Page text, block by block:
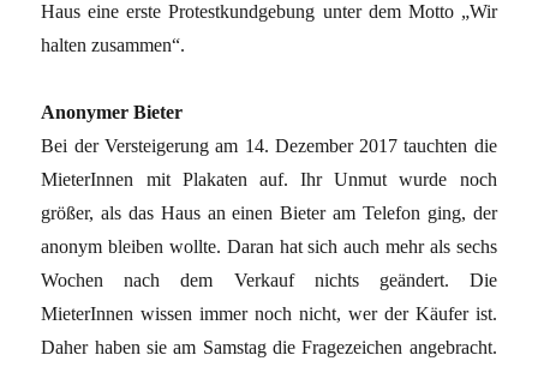
Haus eine erste Protestkundgebung unter dem Motto „Wir
halten zusammen“.
Anonymer Bieter
Bei der Versteigerung am 14. Dezember 2017 tauchten die
MieterInnen mit Plakaten auf. Ihr Unmut wurde noch
größer, als das Haus an einen Bieter am Telefon ging, der
anonym bleiben wollte. Daran hat sich auch mehr als sechs
Wochen nach dem Verkauf nichts geändert. Die
MieterInnen wissen immer noch nicht, wer der Käufer ist.
Daher haben sie am Samstag die Fragezeichen angebracht.